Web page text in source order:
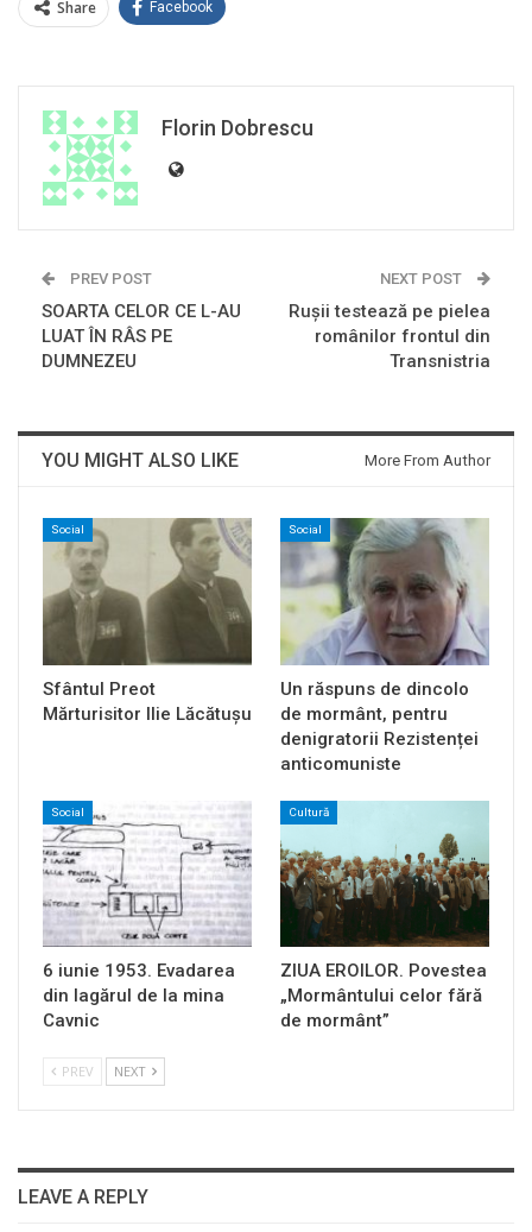
Share Facebook
Florin Dobrescu
PREV POST
SOARTA CELOR CE L-AU
LUAT ÎN RÂS PE
DUMNEZEU
NEXT POST
Ruşii testează pe pielea
românilor frontul din
Transnistria
YOU MIGHT ALSO LIKE More From Author
Social
Sfântul Preot
Mărturisitor Ilie Lăcătușu
Social
Un răspuns de dincolo
de mormânt, pentru
denigratorii Rezistenței
anticomuniste
Social
6 iunie 1953. Evadarea
din lagărul de la mina
Cavnic
Cultură
ZIUA EROILOR. Povestea
„Mormântului celor fără
de mormânt”
PREV NEXT
LEAVE A REPLY